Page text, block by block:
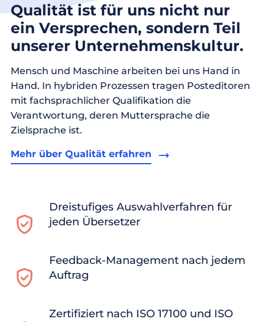
Qualität ist für uns nicht nur
ein Versprechen, sondern Teil
unserer Unternehmenskultur.
Mensch und Maschine arbeiten bei uns Hand in
Hand. In hybriden Prozessen tragen Posteditoren
mit fachsprachlicher Qualifikation die
Verantwortung, deren Muttersprache die
Zielsprache ist.
Mehr über Qualität erfahren
Dreistufiges Auswahlverfahren für
jeden Übersetzer
Feedback-Management nach jedem
Auftrag
Zertifiziert nach ISO 17100 und ISO